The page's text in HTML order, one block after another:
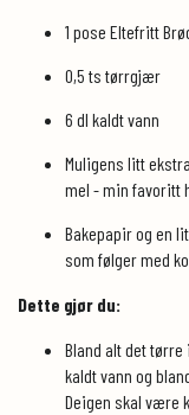
1 pose Eltefritt
0,5 ts tørrgjær
6 dl kaldt vann
Muligens litt
mel - min favoritt
Bakepapir og en
som følger med
Dette gjør du:
Bland alt det
kaldt vann og
Deigen skal være